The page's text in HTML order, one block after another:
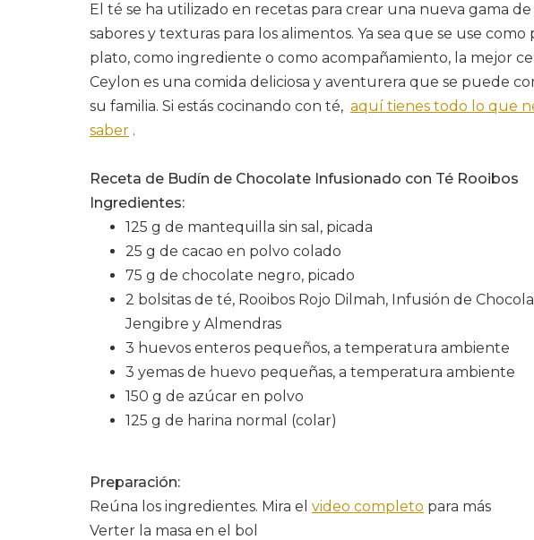
El té se ha utilizado en recetas para crear una nueva gama de
sabores y texturas para los alimentos. Ya sea que se use como
plato, como ingrediente o como acompañamiento, la mejor
Ceylon es una comida deliciosa y aventurera que se puede
su familia. Si estás cocinando con té, aquí tienes todo lo que
saber .
Receta de Budín de Chocolate Infusionado con Té Rooibos
Ingredientes:
125 g de mantequilla sin sal, picada
25 g de cacao en polvo colado
75 g de chocolate negro, picado
2 bolsitas de té, Rooibos Rojo Dilmah, Infusión de
Jengibre y Almendras
3 huevos enteros pequeños, a temperatura ambiente
3 yemas de huevo pequeñas, a temperatura ambiente
150 g de azúcar en polvo
125 g de harina normal (colar)
Preparación:
Reúna los ingredientes. Mira el video completo para más
Verter la masa en el bol